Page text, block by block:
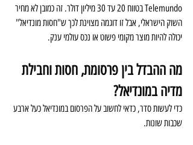
Telemundo בטווח 20 עד 30 מיליון דולר. זה כמובן לא מחיר
השוק הישראלי, אבל זו דוגמה מצוינת לכך ש"חסות מונדיאל"
יכולה להיות מוצר מקומי פשוט או נכס עולמי ענק.
מה ההבדל בין פרסומת, חסות וחבילת
מדיה במונדיאל?
כדי לעשות סדר, כדאי לחשוב על הפרסום במונדיאל כעל ארבע
שכבות שונות.